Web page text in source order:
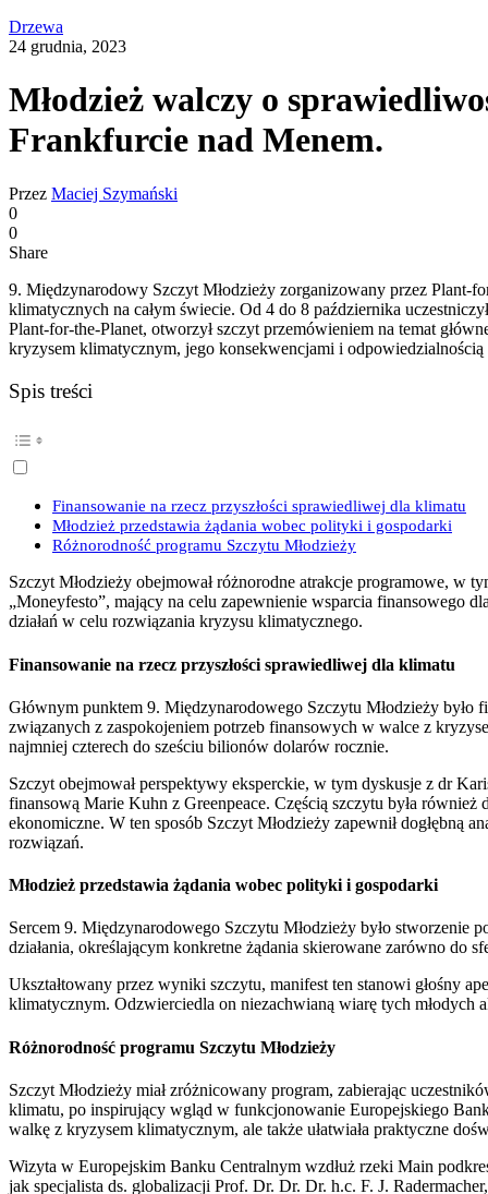
Drzewa
24 grudnia, 2023
Młodzież walczy o
Frankfurcie nad Menem.
Przez Maciej Szymański
0
0
Share
9. Międzynarodowy Szczyt Młodzieży zorganizowany przez Plant-
klimatycznych na całym świecie. Od 4 do 8 października
Plant-for-the-Planet, otworzył szczyt przemówieniem na temat
kryzysem klimatycznym, jego konsekwencjami i odpowiedzialnością
Spis treści
Finansowanie na rzecz przyszłości sprawiedliwej dla klimatu
Młodzież przedstawia żądania wobec polityki i gospodarki
Różnorodność programu Szczytu Młodzieży
Szczyt Młodzieży obejmował różnorodne atrakcje programowe, w
„Moneyfesto”, mający na celu zapewnienie wsparcia finansowego
działań w celu rozwiązania kryzysu klimatycznego.
Finansowanie na rzecz przyszłości sprawiedliwej dla klimatu
Głównym punktem 9. Międzynarodowego Szczytu Młodzieży było
związanych z zaspokojeniem potrzeb finansowych w walce z
najmniej czterech do sześciu bilionów dolarów rocznie.
Szczyt obejmował perspektywy eksperckie, w tym dyskusje z dr
finansową Marie Kuhn z Greenpeace. Częścią szczytu była
ekonomiczne. W ten sposób Szczyt Młodzieży zapewnił
rozwiązań.
Młodzież przedstawia żądania wobec polityki i gospodarki
Sercem 9. Międzynarodowego Szczytu Młodzieży było stworzenie
działania, określającym konkretne żądania skierowane zarówno do
Ukształtowany przez wyniki szczytu, manifest ten stanowi głośny
klimatycznym. Odzwierciedla on niezachwianą wiarę tych młodych
Różnorodność programu Szczytu Młodzieży
Szczyt Młodzieży miał zróżnicowany program, zabierając
klimatu, po inspirujący wgląd w funkcjonowanie Europejskiego
walkę z kryzysem klimatycznym, ale także ułatwiała praktyczne
Wizyta w Europejskim Banku Centralnym wzdłuż rzeki Main
jak specjalista ds. globalizacji Prof. Dr. Dr. Dr. h.c. F. J.